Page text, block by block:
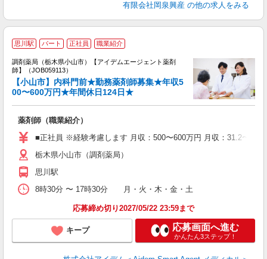
有限会社岡泉興産 の他の求人をみる
思川駅 パート 正社員 職業紹介
調剤薬局（栃木県小山市）【アイデムエージェント薬剤
師】（JOB059113）
【小山市】内科門前★勤務薬剤師募集★年収5
00〜600万円★年間休日124日★
薬剤師（職業紹介）
■正社員 ※経験考慮します 月収：500〜600万円 月収：31.2〜
栃木県小山市（調剤薬局）
思川駅
8時30分 〜 17時30分 月・火・木・金・土
応募締め切り2027/05/22 23:59まで
キープ 応募画面へ進む
かんたん3ステップ！